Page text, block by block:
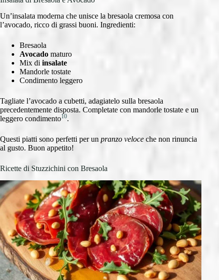
Un’insalata moderna che unisce la bresaola cremosa con
l’avocado, ricco di grassi buoni. Ingredienti:
Bresaola
Avocado maturo
Mix di insalate
Mandorle tostate
Condimento leggero
Tagliate l’avocado a cubetti, adagiatelo sulla bresaola
precedentemente disposta. Completate con mandorle tostate e un
leggero condimento10.
Questi piatti sono perfetti per un pranzo veloce che non rinuncia
al gusto. Buon appetito!
Ricette di Stuzzichini con Bresaola